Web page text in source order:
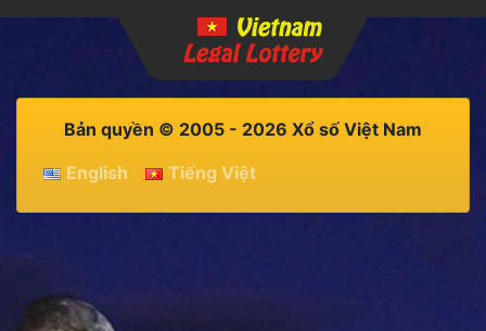
Bản quyền © 2005 - 2026 Xổ số Việt Nam
English
Tiếng Việt